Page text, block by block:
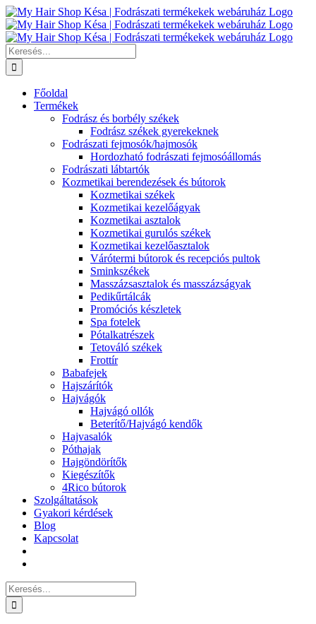
Kihagyás
Keresés...
Főoldal
Termékek
Fodrász és borbély székek
Fodrász székek gyerekeknek
Fodrászati fejmosók/hajmosók
Hordozható fodrászati fejmosóállomás
Fodrászati lábtartók
Kozmetikai berendezések és bútorok
Kozmetikai székek
Kozmetikai kezelőágyak
Kozmetikai asztalok
Kozmetikai gurulós székek
Kozmetikai kezelőasztalok
Várótermi bútorok és recepciós pultok
Sminkszékek
Masszázsasztalok és masszázságyak
Pedikűrtálcák
Promóciós készletek
Spa fotelek
Pótalkatrészek
Tetováló székek
Frottír
Babafejek
Hajszárítók
Hajvágók
Hajvágó ollók
Beterítő/Hajvágó kendők
Hajvasalók
Póthajak
Hajgöndörítők
Kiegészítők
4Rico bútorok
Szolgáltatások
Gyakori kérdések
Blog
Kapcsolat
Keresés...